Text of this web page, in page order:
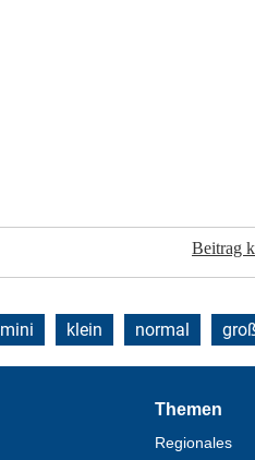
Beitrag
mini klein normal
Themen
Regionales